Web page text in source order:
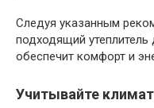
Следуя указанным
подходящий
обеспечит комфорт и
Учитывайте